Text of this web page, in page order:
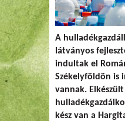
A
látványos
indultak el
Székelyföldön is
vannak. Elkészült
kész van a